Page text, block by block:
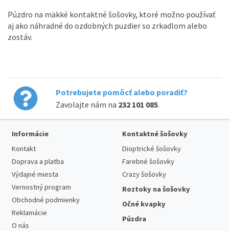
Púzdro na mäkké kontaktné šošovky, ktoré možno používať
aj ako náhradné do ozdobných puzdier so zrkadlom alebo
zostáv.
Potrebujete pomôcť alebo poradiť?
Zavolajte nám na 232 101 085.
Informácie
Kontakt
Doprava a platba
Výdajné miesta
Vernostný program
Obchodné podmienky
Reklamácie
O nás
Kontaktné šošovky
Dioptrické šošovky
Farebné šošovky
Crazy šošovky
Roztoky na šošovky
Očné kvapky
Púzdra